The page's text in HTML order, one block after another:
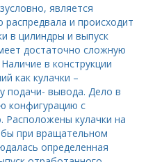
является
и происходит
в цилиндры и выпуск
достаточно сложную
в конструкции
как кулачки –
подачи- вывода. Дело в
конфигурацию с
Расположены кулачки на
при вращательном
определенная